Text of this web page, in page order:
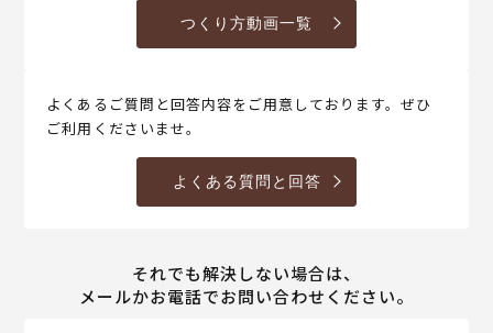
つくり方動画一覧
よくあるご質問と回答内容をご用意しております。ぜひ
ご利用くださいませ。
よくある質問と回答
それでも解決しない場合は、
メールかお電話でお問い合わせください。